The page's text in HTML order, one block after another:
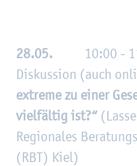
28.05. 10:00 -
Dis­kus­si­on (auch
ex­tre­me zu einer
viel­fäl­tig ist?“
Re­gio­na­les
(RBT) Kiel)